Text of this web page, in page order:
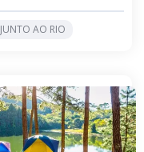
JUNTO AO RIO